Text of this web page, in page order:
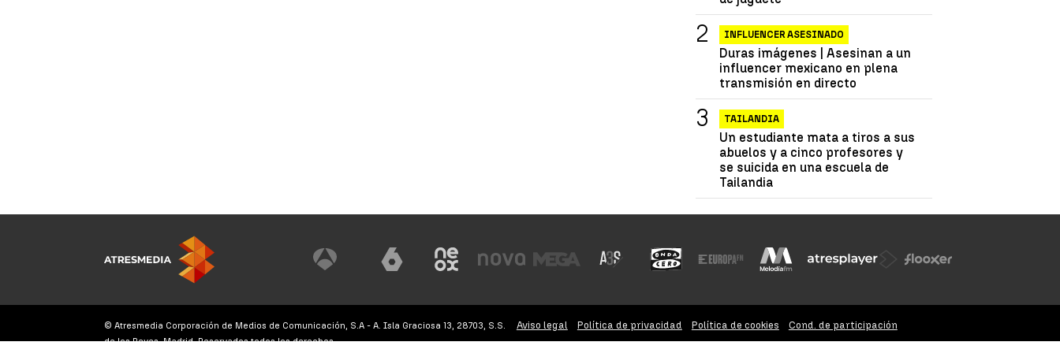
INFLUENCER ASESINADO
Duras imágenes | Asesinan a un
influencer mexicano en plena
transmisión en directo
TAILANDIA
Un estudiante mata a tiros a sus
abuelos y a cinco profesores y
se suicida en una escuela de
Tailandia
© Atresmedia Corporación de Medios de Comunicación, S.A - A. Isla Graciosa 13, 28703, S.S.
de los Reyes, Madrid. Reservados todos los derechos
Aviso legal Política de privacidad Política de cookies Cond. de participación